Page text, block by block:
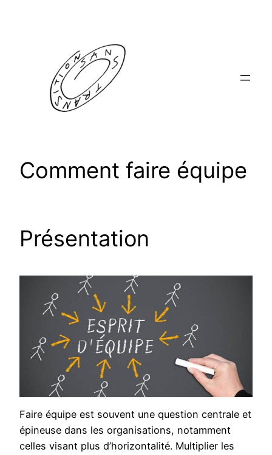
Comment faire équipe
Présentation
Faire équipe est souvent une question centrale et
épineuse dans les organisations, notamment
celles visant plus d’horizontalité. Multiplier les